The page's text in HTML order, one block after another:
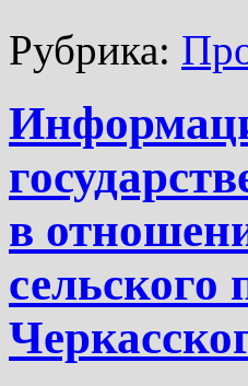
Рубрика:
в
сельского